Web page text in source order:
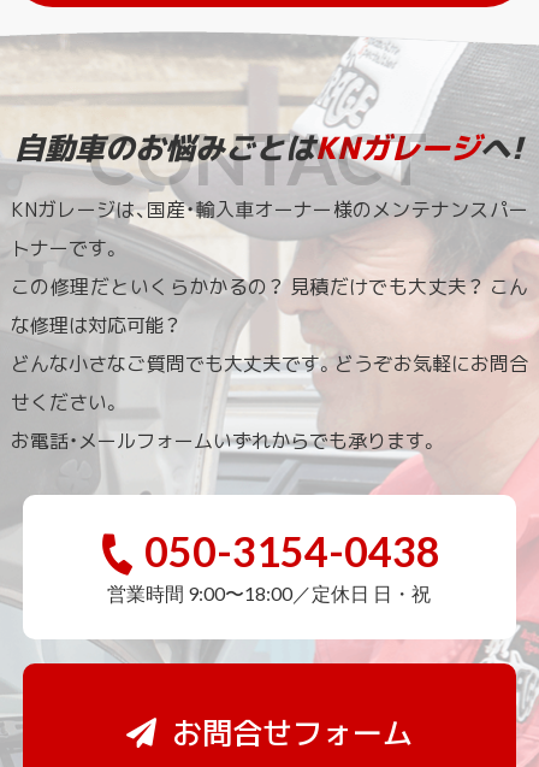
自動車のお悩みごとはKNガレージへ!
KNガレージは、国産・輸入車オーナー様のメンテナンスパー
トナーです。
この修理だといくらかかるの？ 見積だけでも大丈夫？ こん
な修理は対応可能？
どんな小さなご質問でも大丈夫です。どうぞお気軽にお問合
せください。
お電話・メールフォームいずれからでも承ります。
050-3154-0438
営業時間 9:00〜18:00／定休日 日・祝
お問合せフォーム